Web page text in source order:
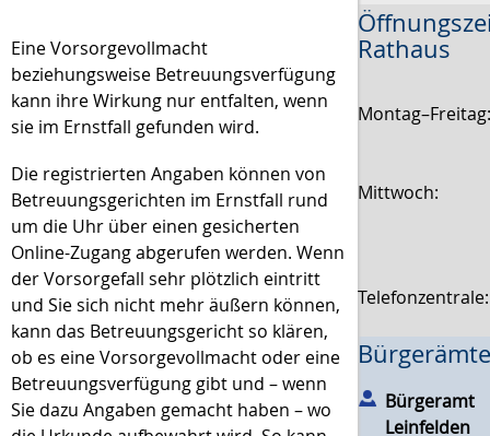
Eine Vorsorgevollmacht
beziehungsweise Betreuungsverfügung
kann ihre Wirkung nur entfalten, wenn
sie im Ernstfall gefunden wird.
Die registrierten Angaben können von
Betreuungsgerichten im Ernstfall rund
um die Uhr über einen gesicherten
Online-Zugang abgerufen werden. Wenn
der Vorsorgefall sehr plötzlich eintritt
und Sie sich nicht mehr äußern können,
kann das Betreuungsgericht so klären,
ob es eine Vorsorgevollmacht oder eine
Betreuungsverfügung gibt und – wenn
Sie dazu Angaben gemacht haben – wo
Rathaus
Mittwoch:
Bürgeramt
Leinfelden